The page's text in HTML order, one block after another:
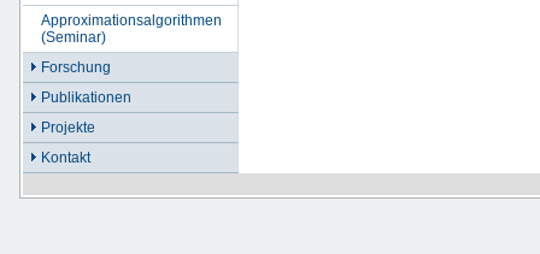
Approximationsalgorithmen
(Seminar)
Forschung
Publikationen
Projekte
Kontakt